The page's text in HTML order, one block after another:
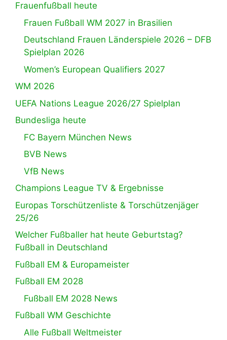
Frauenfußball heute
Frauen Fußball WM 2027 in Brasilien
Deutschland Frauen Länderspiele 2026 – DFB
Spielplan 2026
Women’s European Qualifiers 2027
WM 2026
UEFA Nations League 2026/27 Spielplan
Bundesliga heute
FC Bayern München News
BVB News
VfB News
Champions League TV & Ergebnisse
Europas Torschützenliste & Torschützenjäger
25/26
Welcher Fußballer hat heute Geburtstag?
Fußball in Deutschland
Fußball EM & Europameister
Fußball EM 2028
Fußball EM 2028 News
Fußball WM Geschichte
Alle Fußball Weltmeister